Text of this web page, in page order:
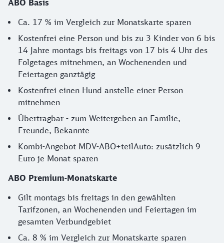
ABO Basis
Ca. 17 % im Vergleich zur Monatskarte sparen
Kostenfrei eine Person und bis zu 3 Kinder von 6 bis
14 Jahre montags bis freitags von 17 bis 4 Uhr des
Folgetages mitnehmen, an Wochenenden und
Feiertagen ganztägig
Kostenfrei einen Hund anstelle einer Person
mitnehmen
Übertragbar - zum Weitergeben an Familie,
Freunde, Bekannte
Kombi-Angebot MDV-ABO+teilAuto: zusätzlich 9
Euro je Monat sparen
ABO Premium-Monatskarte
Gilt montags bis freitags in den gewählten
Tarifzonen, an Wochenenden und Feiertagen im
gesamten Verbundgebiet
Ca. 8 % im Vergleich zur Monatskarte sparen